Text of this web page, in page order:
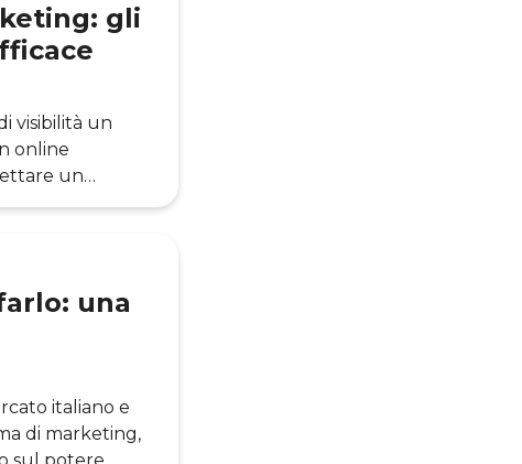
gli
visibilità un
online
un
le aziende
e
una
italiano e
di marketing,